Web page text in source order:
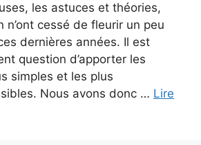
les astuces et théories,
n’ont cessé de fleurir un peu
dernières années. Il est
question d’apporter les
simples et les plus
Nous avons donc … Lire